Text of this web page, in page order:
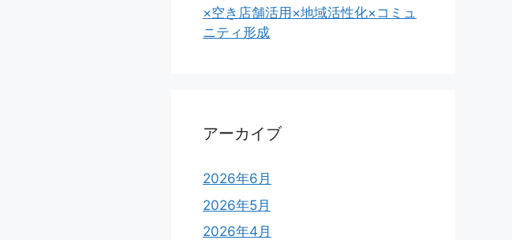
×空き店舗活用×地域活性化×コミュ
ニティ形成
アーカイブ
2026年6月
2026年5月
2026年4月